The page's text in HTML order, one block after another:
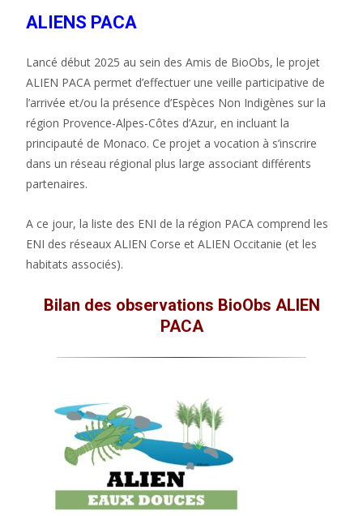
ALIENS PACA
Lancé début 2025 au sein des Amis de BioObs, le projet
ALIEN PACA permet d’effectuer une veille participative de
l’arrivée et/ou la présence d’Espèces Non Indigènes sur la
région Provence-Alpes-Côtes d’Azur, en incluant la
principauté de Monaco. Ce projet a vocation à s’inscrire
dans un réseau régional plus large associant différents
partenaires.
A ce jour, la liste des ENI de la région PACA comprend les
ENI des réseaux ALIEN Corse et ALIEN Occitanie (et les
habitats associés).
Bilan des observations BioObs ALIEN
PACA